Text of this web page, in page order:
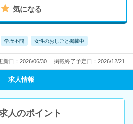
気になる
学歴不問 女性のおしごと掲載中
新日：2026/06/30 掲載終了予定日：2026/12/21
求人情報
人のポイント